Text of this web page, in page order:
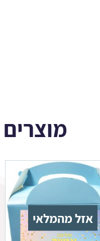
אזל מהמלאי